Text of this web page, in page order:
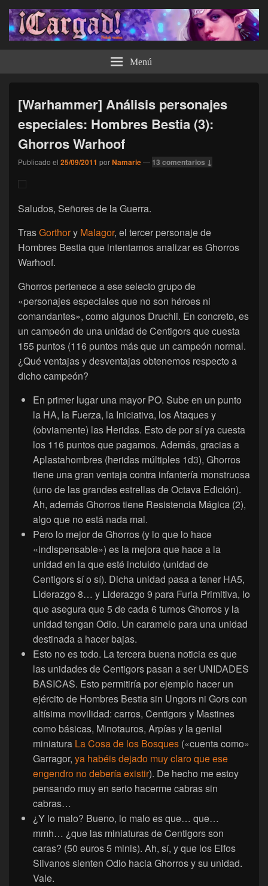
¡Cargad! Menú
[Warhammer] Análisis personajes
especiales: Hombres Bestia (3):
Ghorros Warhoof
Publicado el 25/09/2011 porNamarie— 13 comentarios ↓
Saludos, Señores de la Guerra.
TrasGorthory Malagor, el tercer personaje de
Hombres Bestia que intentamos analizar es Ghorros
Warhoof.
Ghorros pertenece a ese selecto grupo de
«personajes especiales que no son héroes ni
comandantes», como algunos Druchii. En concreto, es
un campeón de una unidad de Centigors que cuesta
155 puntos (116 puntos más que un campeón normal.
¿Qué ventajas y desventajas obtenemos respecto a
dicho campeón?
En primer lugar una mayor PO. Sube en un punto
la HA, la Fuerza, la Iniciativa, los Ataques y
(obviamente) las Heridas. Esto de por sí ya cuesta
los 116 puntos que pagamos. Además, gracias a
Aplastahombres (heridas múltiples 1d3), Ghorros
tiene una gran ventaja contra infantería monstruosa
(uno de las grandes estrellas de Octava Edición).
Ah, además Ghorros tiene Resistencia Mágica (2),
algo que no está nada mal.
Pero lo mejor de Ghorros (y lo que lo hace
«indispensable») es la mejora que hace a la
unidad en la que esté incluido (unidad de
Centigors sí o sí). Dicha unidad pasa a tener HA5,
Liderazgo 8… y Liderazgo 9 para Furia Primitiva, lo
que asegura que 5 de cada 6 turnos Ghorros y la
unidad tengan Odio. Un caramelo para una unidad
destinada a hacer bajas.
Esto no es todo. La tercera buena noticia es que
las unidades de Centigors pasan a ser UNIDADES
BASICAS. Esto permitiría por ejemplo hacer un
ejército de Hombres Bestia sin Ungors ni Gors con
altísima movilidad: carros, Centigors y Mastines
como básicas, Minotauros, Arpías y la genial
miniatura La Cosa de los Bosques («cuenta como»
Garragor, ya habéis dejado muy claro que ese
engendro no debería existir). De hecho me estoy
pensando muy en serio hacerme cabras sin
cabras…
¿Y lo malo? Bueno, lo malo es que… que…
mmh… ¿que las miniaturas de Centigors son
caras? (50 euros 5 minis). Ah, sí, y que los Elfos
Silvanos sienten Odio hacia Ghorros y su unidad.
Vale.